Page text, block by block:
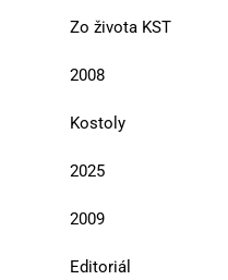
Zo života KST
2008
Kostoly
2025
2009
Editoriál